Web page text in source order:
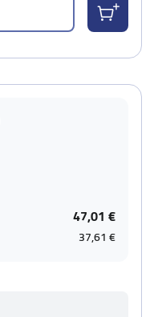
47,01 €
37,61 €